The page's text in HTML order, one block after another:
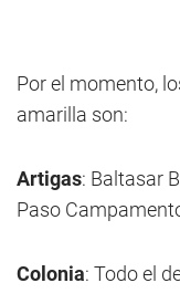
Por el momento,
amarilla son:
Artigas: Baltasar
Paso
Colonia: Todo el